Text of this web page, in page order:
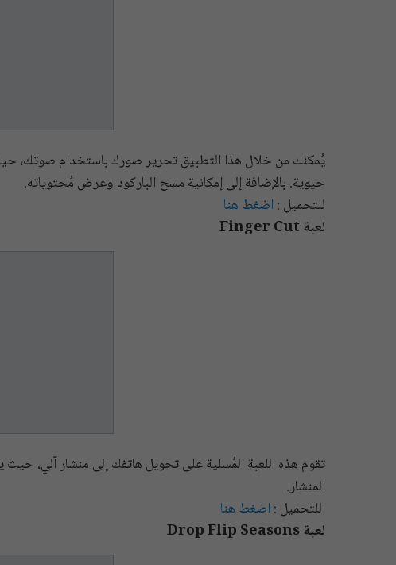
يُمكنك من خلال هذا التطبيق تحرير صورك باستخدام صوتك،
حيوية. بالإضافة إلى إمكانية مسح الباركود وعرض مُحتوياته.
للتحميل : اضغط هنا
لعبة Finger Cut
تقوم هذه اللعبة المُسلية على تحويل هاتفك إلى منشار آلي،
المنشار.
للتحميل : اضغط هنا
لعبة Drop Flip Seasons